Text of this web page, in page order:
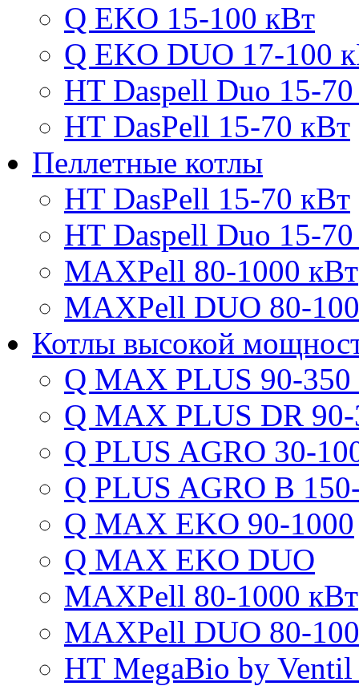
Q EKO 15-100 кВт
Q EKO DUO 17-100
HT Daspell Duo 15-
HT DasPell 15-70 кВт
Пеллетные котлы
HT DasPell 15-70 кВт
HT Daspell Duo 15-
MAXPell 80-1000 кВт
MAXPell DUO 80-
Котлы высокой
Q MAX PLUS 90-350
Q MAX PLUS DR
Q PLUS AGRO 30-
Q PLUS AGRO B
Q MAX EKO 90-1000
Q MAX EKO DUO
MAXPell 80-1000 кВт
MAXPell DUO 80-
HT MegaBio by